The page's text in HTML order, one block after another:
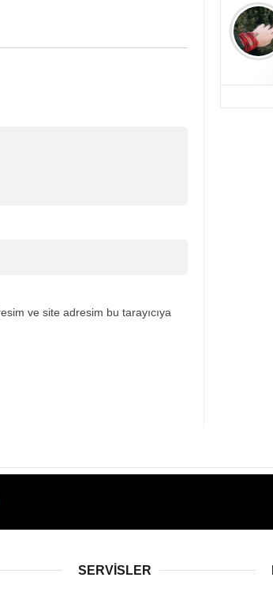
ve site adresim bu tarayıcıya
SERVİSLER